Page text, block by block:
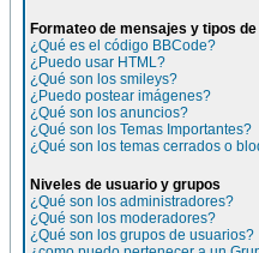
Formateo de mensajes y tipos
¿Qué es el código BBCode?
¿Puedo usar HTML?
¿Qué son los smileys?
¿Puedo postear imágenes?
¿Qué son los anuncios?
¿Qué son los Temas Importantes?
¿Qué son los temas cerrados o
Niveles de usuario y grupos
¿Qué son los administradores?
¿Qué son los moderadores?
¿Qué son los grupos de usuarios?